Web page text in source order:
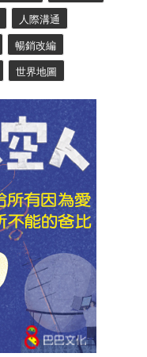
人際溝通
暢銷改編
世界地圖